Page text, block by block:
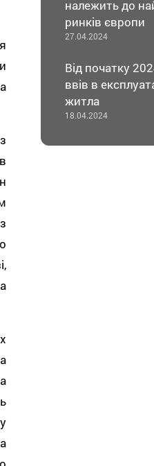
належить до
ринків європи
27.04.2024
Від початку
ввів в
житла
18.04.2024